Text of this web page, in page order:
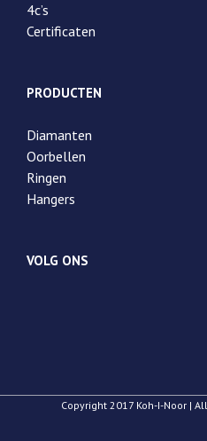
4c’s
Certificaten
PRODUCTEN
Diamanten
Oorbellen
Ringen
Hangers
VOLG ONS
Copyright 2017 Koh-I-Noor |